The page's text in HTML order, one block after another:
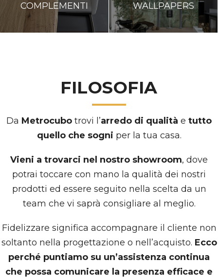
COMPLEMENTI WALLPAPERS
FILOSOFIA
Da Metrocubo trovi l’arredo di qualità e tutto
quello che sogni per la tua casa.
Vieni a trovarci nel nostro showroom, dove
potrai toccare con mano la qualità dei nostri
prodotti ed essere seguito nella scelta da un
team che vi saprà consigliare al meglio.
Fidelizzare significa accompagnare il cliente non
soltanto nella progettazione o nell’acquisto. Ecco
perché puntiamo su un’assistenza continua
che possa comunicare la presenza efficace e